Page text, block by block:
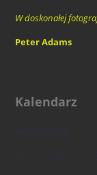
W doskonałej
Peter Adams
Kalendarz
kwiecień 2018
P W